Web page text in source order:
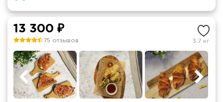
13 300 ₽
75 отзывов 3.7 кг